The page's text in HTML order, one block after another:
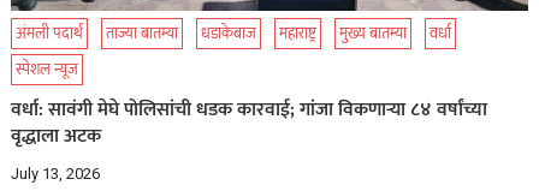
अंमली पदार्थ ताज्या बातम्या धडाकेबाज महाराष्ट्र मुख्य बातम्या
वर्धा
स्पेशल न्यूज
वर्धा: सावंगी मेघे पोलिसांची धडक कारवाई; गांजा विकणाऱ्या ८४ वर्षांच्या
वृद्धाला अटक
July 13, 2026